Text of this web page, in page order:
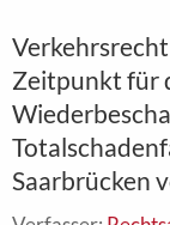
Zeitpunkt für
Saarbrücken